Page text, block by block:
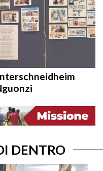
DENTRO